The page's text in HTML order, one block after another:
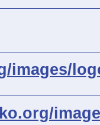
images/